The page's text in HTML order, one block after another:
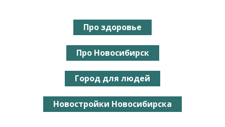
Про здоровье
Про Новосибирск
Город для людей
Новостройки Новосибирска